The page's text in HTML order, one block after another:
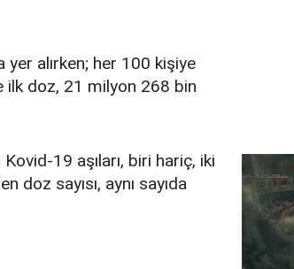
yer alırken; her 100 kişiye
ilk doz, 21 milyon 268 bin
19 aşıları, biri hariç, iki
doz sayısı, aynı sayıda